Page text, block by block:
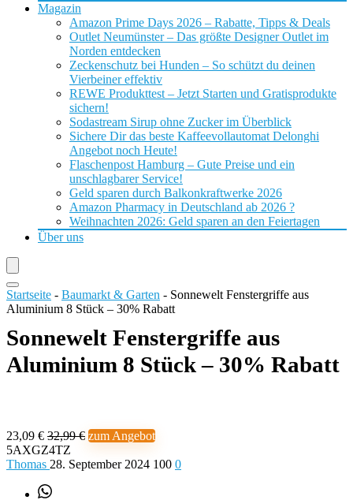
Magazin
Amazon Prime Days 2026 – Rabatte, Tipps & Deals
Outlet Neumünster – Das größte Designer Outlet im
Norden entdecken
Zeckenschutz bei Hunden – So schützt du deinen
Vierbeiner effektiv
REWE Produkttest – Jetzt Starten und Gratisprodukte
sichern!
Sodastream Sirup ohne Zucker im Überblick
Sichere Dir das beste Kaffeevollautomat Delonghi
Angebot noch Heute!
Flaschenpost Hamburg – Gute Preise und ein
unschlagbarer Service!
Geld sparen durch Balkonkraftwerke 2026
Amazon Pharmacy in Deutschland ab 2026 ?
Weihnachten 2026: Geld sparen an den Feiertagen
Über uns
Startseite - Baumarkt & Garten - Sonnewelt Fenstergriffe aus
Aluminium 8 Stück – 30% Rabatt
Sonnewelt Fenstergriffe aus
Aluminium 8 Stück – 30% Rabatt
23,09 € 32,99 € zum Angebot
5AXGZ4TZ
Thomas 28. September 2024 100 0